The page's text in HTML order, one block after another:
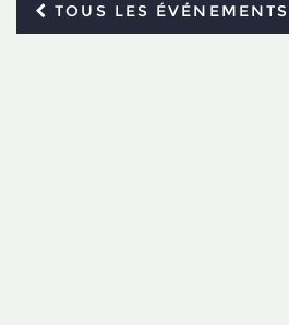
TOUS LES ÉVÉNEMENTS